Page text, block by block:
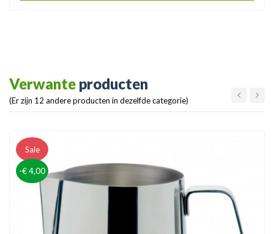
Verwante producten
(Er zijn 12 andere producten in dezelfde categorie)
Sale
-€ 4,00